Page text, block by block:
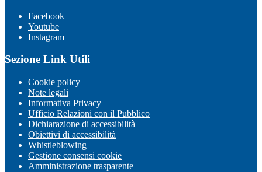
Facebook
Youtube
Instagram
Sezione Link Utili
Cookie policy
Note legali
Informativa Privacy
Ufficio Relazioni con il Pubblico
Dichiarazione di accessibilità
Obiettivi di accessibilità
Whistleblowing
Gestione consensi cookie
Amministrazione trasparente